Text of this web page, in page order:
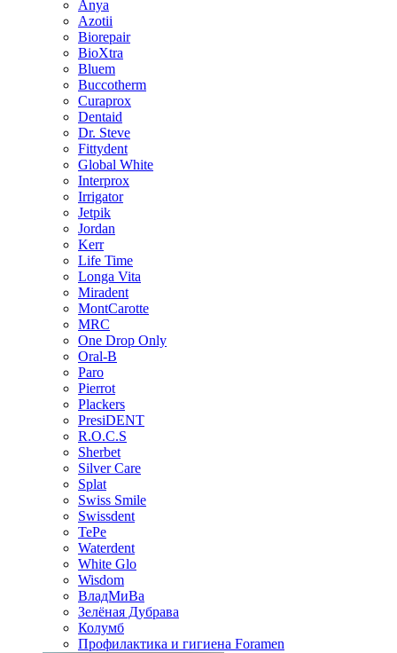
Anya
Azotii
Biorepair
BioXtra
Bluem
Buccotherm
Curaprox
Dentaid
Dr. Steve
Fittydent
Global White
Interprox
Irrigator
Jetpik
Jordan
Kerr
Life Time
Longa Vita
Miradent
MontCarotte
MRC
One Drop Only
Oral-B
Paro
Pierrot
Plackers
PresiDENT
R.O.C.S
Sherbet
Silver Care
Splat
Swiss Smile
Swissdent
TePe
Waterdent
White Glo
Wisdom
ВладМиВа
Зелёная Дубрава
Колумб
Профилактика и гигиена Foramen